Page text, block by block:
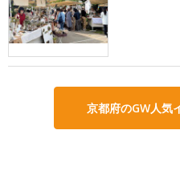
京都府のGW人気